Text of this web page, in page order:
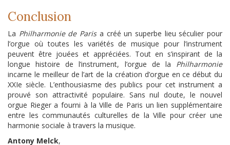
Conclusion
La Philharmonie de Parisa créé un superbe lieu séculier pour
l’orgue où toutes les variétés de musique pour l’instrument
peuvent être jouées et appréciées. Tout en s’inspirant de la
longue histoire de l’instrument, l’orgue de la Philharmonie
incarne le meilleur de l’art de la création d’orgue en ce début du
XXIe siècle. L’enthousiasme des publics pour cet instrument a
prouvé son attractivité populaire. Sans nul doute, le nouvel
orgue Rieger a fourni à la Ville de Paris un lien supplémentaire
entre les communautés culturelles de la Ville pour créer une
harmonie sociale à travers la musique.
Antony Melck,